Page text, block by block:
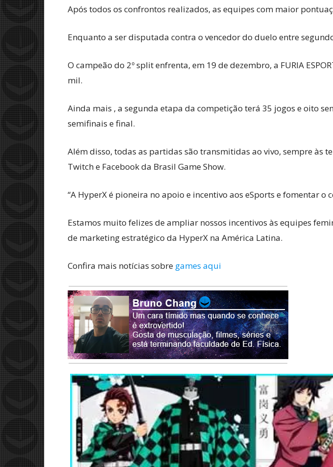
Após todos os confrontos realizados, as equipes com maior
Enquanto a ser disputada contra o vencedor do duelo entre
O campeão do 2º split enfrenta, em 19 de dezembro, a FURIA
mil.
Ainda mais , a segunda etapa da competição terá 35 jogos e oito
semifinais e final.
Além disso, todas as partidas são transmitidas ao vivo, sempre às
Twitch e Facebook da Brasil Game Show.
“A HyperX é pioneira no apoio e incentivo aos eSports e fomentar
Estamos muito felizes de ampliar nossos incentivos às equipes
de marketing estratégico da HyperX na América Latina.
Confira mais notícias sobre games aqui